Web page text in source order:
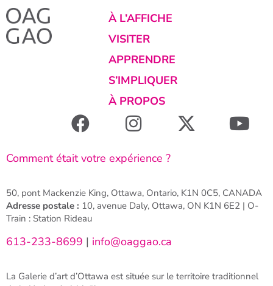
À L’AFFICHE
VISITER
APPRENDRE
S’IMPLIQUER
À PROPOS
Comment était votre expérience ?
50, pont Mackenzie King, Ottawa, Ontario, K1N 0C5, CANADA
Adresse postale : 10, avenue Daly, Ottawa, ON K1N 6E2 | O-
Train : Station Rideau
613-233-8699 | info@oaggao.ca
La Galerie d’art d’Ottawa est située sur le territoire traditionnel